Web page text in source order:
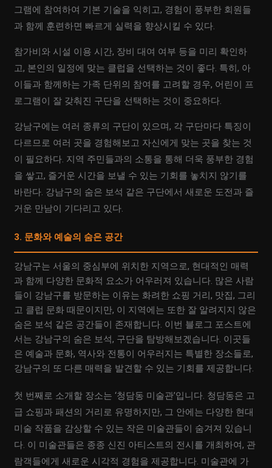
그램에 참여하여 기본 기술을 익히고, 경험이 풍부한 회원들
과 함께 훈련하면 빠르게 실력을 향상시킬 수 있다.
참가비와 시설 이용 시간, 장비 대여 여부 등을 미리 확인하
고, 본인의 일정에 맞는 클럽을 선택하는 것이 좋다. 특히, 아
이들과 함께하는 가족 단위의 참여를 고려할 경우, 어린이 프
로그램이 잘 갖춰진 구단을 선택하는 것이 중요하다.
강남구에는 여러 종류의 구단이 있으며, 각 구단마다 특징이
다르므로 여러 곳을 경험해보고 자신에게 맞는 곳을 찾는 것
이 필요하다. 지역 주민들과의 소통을 통해 더욱 풍부한 경험
을 쌓고, 즐거운 시간을 보낼 수 있는 기회를 놓치지 않기를
바란다. 강남구의 숨은 보석 같은 구단에서 새로운 도전과 즐
거운 만남이 기다리고 있다.
3. 문화와 예술의 숨은 공간
강남구는 서울의 중심부에 위치한 지역으로, 현대적인 매력
과 함께 다양한 문화적 요소가 어우러져 있습니다. 많은 사람
들이 강남구를 방문하는 이유는 화려한 쇼핑 거리, 맛집, 그리
고 클럽 문화 때문이지만, 이 지역에는 또한 잘 알려지지 않은
숨은 보석 같은 공간들이 존재합니다. 이번 블로그 포스트에
서는 강남구의 숨은 보석, 구단을 탐방해보겠습니다. 이곳들
은 예술과 문화, 역사와 전통이 어우러지는 특별한 장소들로,
강남구의 또 다른 매력을 발견할 수 있는 기회를 제공합니다.
첫 번째로 소개할 장소는 ‘청담동 미술관’입니다. 청담동은 고
급 쇼핑과 패션의 거리로 유명하지만, 그 안에는 다양한 현대
미술 작품을 감상할 수 있는 작은 미술관들이 숨겨져 있습니
다. 이 미술관들은 종종 신진 아티스트의 전시를 개최하여, 관
람객들에게 새로운 시각적 경험을 제공합니다. 미술관에 가